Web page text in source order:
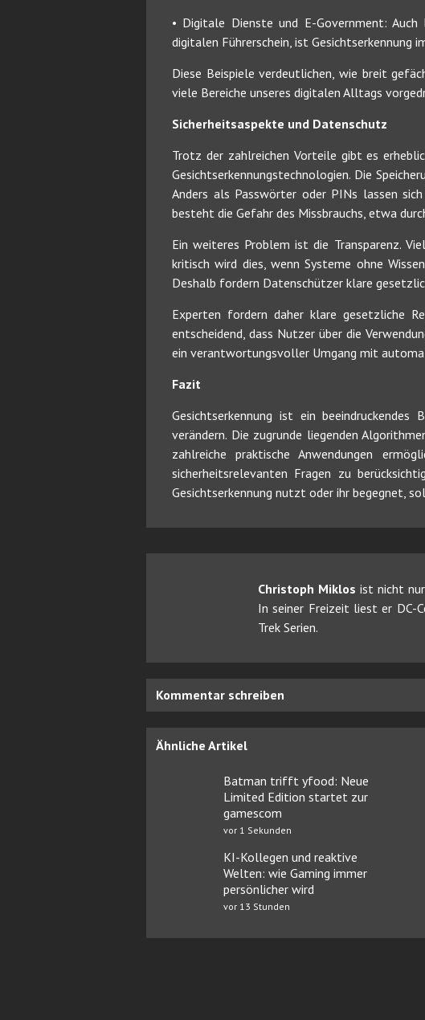
• Digitale Dienste und E-Government:
digitalen Führerschein, ist Gesichtserkennung
Diese Beispiele verdeutlichen, wie breit
viele Bereiche unseres digitalen Alltags
Sicherheitsaspekte und Datenschutz
Trotz der zahlreichen Vorteile gibt es
Gesichtserkennungstechnologien. Die
Anders als Passwörter oder PINs lassen
besteht die Gefahr des Missbrauchs, etwa
Ein weiteres Problem ist die Transparenz.
kritisch wird dies, wenn Systeme ohne
Deshalb fordern Datenschützer klare
Experten fordern daher klare gesetzliche
entscheidend, dass Nutzer über die
ein verantwortungsvoller Umgang mit
Fazit
Gesichtserkennung ist ein
verändern. Die zugrunde liegenden
zahlreiche praktische Anwendungen
sicherheitsrelevanten Fragen zu
Gesichtserkennung nutzt oder ihr begegnet,
Christoph Miklos ist nicht
In seiner Freizeit liest er DC-
Trek Serien.
Kommentar schreiben
Ähnliche Artikel
Batman trifft yfood: Neue
Limited Edition startet zur
gamescom
vor 1 Sekunden
KI-Kollegen und reaktive
Welten: wie Gaming immer
persönlicher wird
vor 13 Stunden